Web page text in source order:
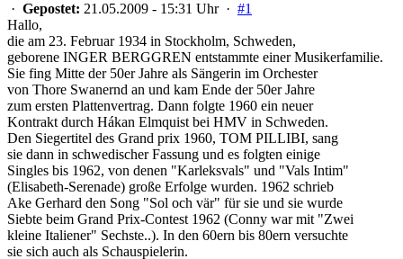
· Gepostet: 21.05.2009 - 15:31 Uhr · #1
Hallo,
die am 23. Februar 1934 in Stockholm, Schweden,
geborene INGER BERGGREN entstammte einer Musikerfamilie.
Sie fing Mitte der 50er Jahre als Sängerin im Orchester
von Thore Swanernd an und kam Ende der 50er Jahre
zum ersten Plattenvertrag. Dann folgte 1960 ein neuer
Kontrakt durch Hákan Elmquist bei HMV in Schweden.
Den Siegertitel des Grand prix 1960, TOM PILLIBI, sang
sie dann in schwedischer Fassung und es folgten einige
Singles bis 1962, von denen "Karleksvals" und "Vals Intim"
(Elisabeth-Serenade) große Erfolge wurden. 1962 schrieb
Ake Gerhard den Song "Sol och vär" für sie und sie wurde
Siebte beim Grand Prix-Contest 1962 (Conny war mit "Zwei
kleine Italiener" Sechste..). In den 60ern bis 80ern versuchte
sie sich auch als Schauspielerin.